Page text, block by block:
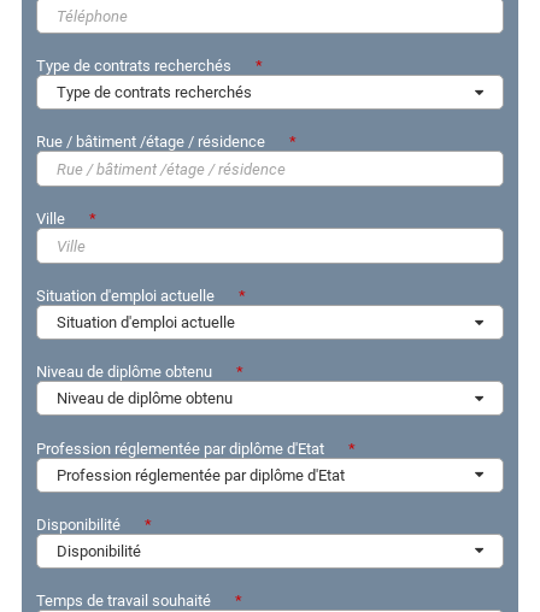
Type de contrats recherchés
Type de contrats recherchés
Rue / bâtiment /étage / résidence
Ville
Situation d'emploi actuelle
Situation d'emploi actuelle
Niveau de diplôme obtenu
Niveau de diplôme obtenu
Profession réglementée par diplôme d'Etat
Profession réglementée par diplôme d'Etat
Disponibilité
Disponibilité
Temps de travail souhaité